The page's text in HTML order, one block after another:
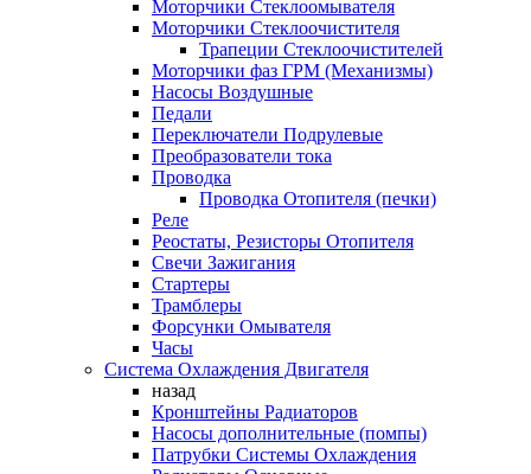
Моторчики Стеклоомывателя
Моторчики Стеклоочистителя
Трапеции Стеклоочистителей
Моторчики фаз ГРМ (Механизмы)
Насосы Воздушные
Педали
Переключатели Подрулевые
Преобразователи тока
Проводка
Проводка Отопителя (печки)
Реле
Реостаты, Резисторы Отопителя
Свечи Зажигания
Стартеры
Трамблеры
Форсунки Омывателя
Часы
Система Охлаждения Двигателя
назад
Кронштейны Радиаторов
Насосы дополнительные (помпы)
Патрубки Системы Охлаждения